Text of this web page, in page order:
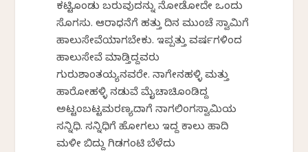
ಕಟ್ಟಿಕೊಂಡು ಬರುವುದನ್ನು ನೋಡೋದೇ ಒಂದು
ಸೊಗಸು. ಆರಾಧನೆಗೆ ಹತ್ತು ದಿನ ಮುಂಚೆ ಸ್ವಾಮಿಗೆ
ಹಾಲುಸೇವೆಯಾಗಬೇಕು. ಇಪ್ಪತ್ತು ವರ್ಷಗಳಿಂದ
ಹಾಲುಸೇವೆ ಮಾಡ್ತಿದ್ದವರು
ಗುರುಶಾಂತಯ್ಯನವರೇ. ನಾಗೇನಹಳ್ಳಿ ಮತ್ತು
ಹಾರೋಹಳ್ಳಿ ನಡುವೆ ಮೈಚಾಚಿಕೊಂಡಿದ್ದ
ಅಟ್ಟಂಬಟ್ಟಮರಣ್ಯದಾಗೆ ನಾಗಲಿಂಗಸ್ವಾಮಿಯ
ಸನ್ನಿಧಿ. ಸನ್ನಿಧಿಗೆ ಹೋಗಲು ಇದ್ದ ಕಾಲು ಹಾದಿ
ಮಳೀ ಬಿದ್ದು ಗಿಡಗಂಟಿ ಬೆಳೆದು